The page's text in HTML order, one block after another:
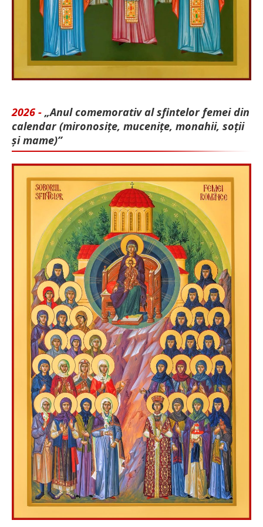
2026 - „Anul comemorativ al sfintelor femei din
calendar (mironosițe, mu­cenițe, monahii, soții
și mame)”